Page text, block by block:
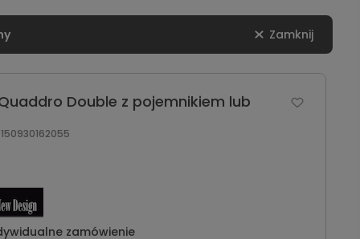
Zamknij
Double z pojemnikiem lub
zamówienie